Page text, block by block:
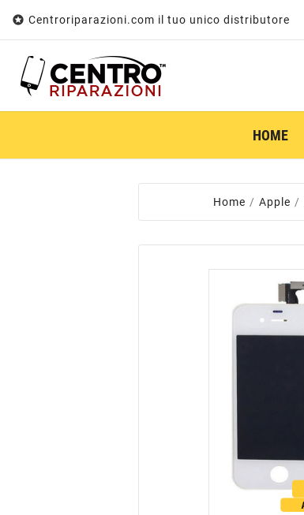
 Centroriparazioni.com il tuo unico distributore
HOME
Home Apple